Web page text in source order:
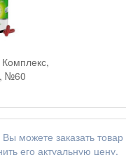
№60
можете заказать товар
его актуальную цену.